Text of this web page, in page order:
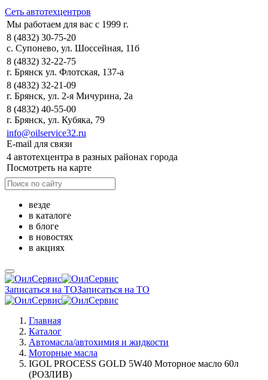
Сеть автотехцентров
Мы работаем для вас с 1999 г.
8 (4832) 30-75-20
с. Супонево, ул. Шоссейная, 11б
8 (4832) 32-22-75
г. Брянск ул. Флотская, 137-а
8 (4832) 32-21-09
г. Брянск, ул. 2-я Мичурина, 2а
8 (4832) 40-55-00
г. Брянск, ул. Кубяка, 79
info@oilservice32.ru
E-mail для связи
4 автотехцентра в разных районах города
Посмотреть на карте
везде
в каталоге
в блоге
в новостях
в акциях
Записаться на ТОЗаписаться на ТО
Главная
Каталог
Автомасла/автохимия и жидкости
Моторные масла
IGOL PROCESS GOLD 5W40 Моторное масло 60л
(РОЗЛИВ)